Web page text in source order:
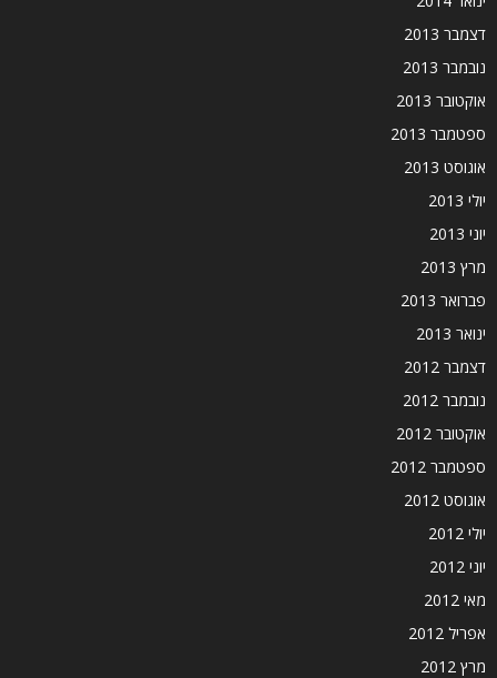
דצמבר 2013
נובמבר 2013
אוקטובר 2013
ספטמבר 2013
אוגוסט 2013
יולי 2013
יוני 2013
מרץ 2013
פברואר 2013
ינואר 2013
דצמבר 2012
נובמבר 2012
אוקטובר 2012
ספטמבר 2012
אוגוסט 2012
יולי 2012
יוני 2012
מאי 2012
אפריל 2012
מרץ 2012